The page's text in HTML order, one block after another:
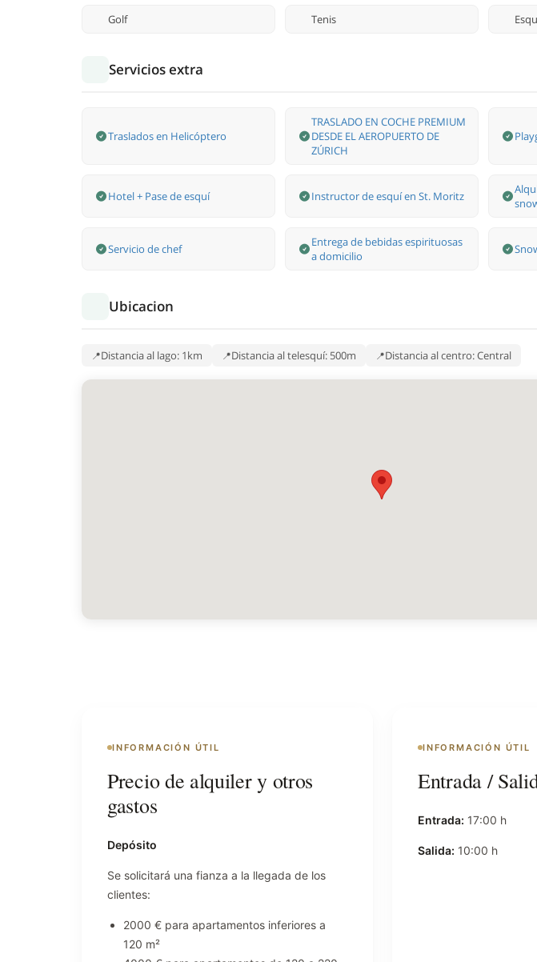
Golf Tenis
Servicios extra
Traslados en Helicóptero
TRASLADO EN COCHE PREMIUM
DESDE EL AEROPUERTO DE
ZÚRICH
Hotel + Pase de esquí Instructor de esquí en St. Moritz
Servicio de chef
Entrega de bebidas espirituosas
a domicilio
Ubicacion
Distancia al lago: 1km Distancia al telesquí: 500m Distancia al centro: Central
INFORMACIÓN ÚTIL
Precio de alquiler y otros
gastos
Depósito
Se solicitará una fianza a la llegada de los
clientes:
2000 € para apartamentos inferiores a
120 m²
INFORMACIÓN ÚTIL
Entrada /
Entrada: 17:00 h
Salida: 10:00 h